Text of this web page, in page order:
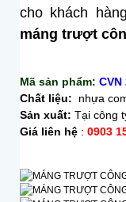
cho khách
máng trượt
Mã sản phẩm: CVN
Chất liệu: nhựa
Sản xuất: Tại công
Giá liên hệ: 0903